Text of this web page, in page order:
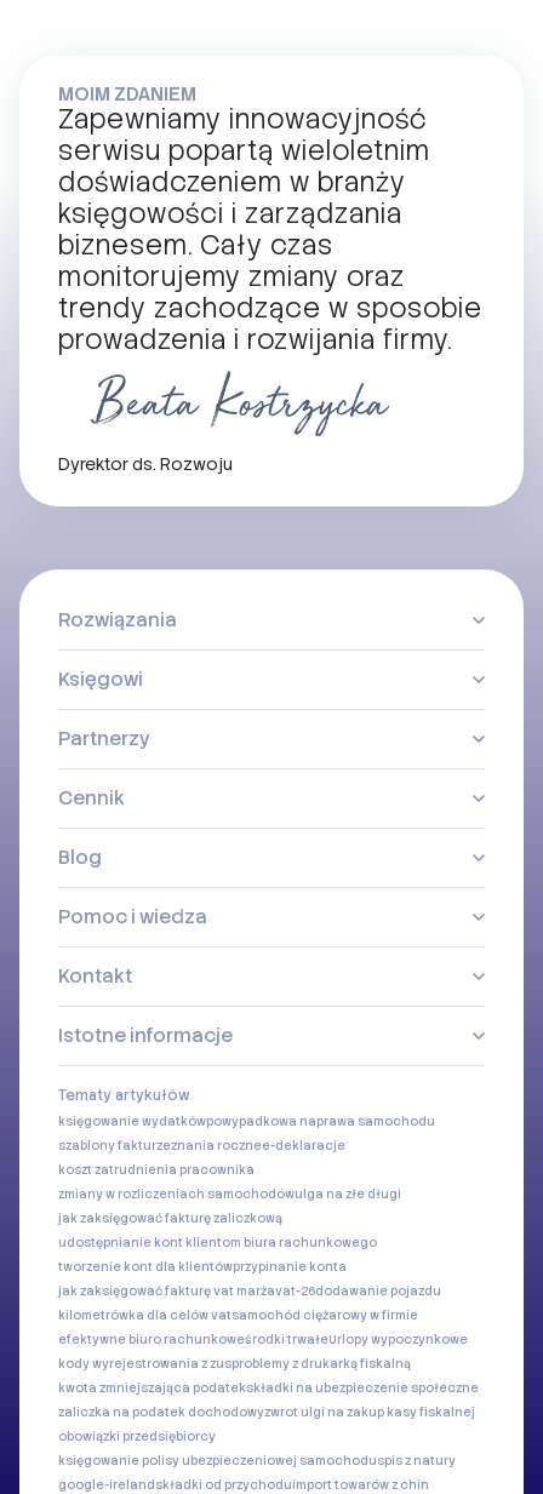
MOIM ZDANIEM
Zapewniamy innowacyjność
serwisu popartą wieloletnim
doświadczeniem w branży
księgowości i zarządzania
biznesem. Cały czas
monitorujemy zmiany oraz
trendy zachodzące w sposobie
prowadzenia i rozwijania firmy.
Dyrektor ds. Rozwoju
Rozwiązania
Księgowi
Partnerzy
Cennik
Blog
Pomoc i wiedza
Kontakt
Istotne informacje
Tematy artykułów
księgowanie wydatkówpowypadkowa naprawa samochodu
szablony fakturzeznania rocznee-deklaracje
koszt zatrudnienia pracownika
zmiany w rozliczeniach samochodówulga na złe długi
jak zaksięgować fakturę zaliczkową
udostępnianie kont klientom biura rachunkowego
tworzenie kont dla klientówprzypinanie konta
jak zaksięgować fakturę vat marżavat-26dodawanie pojazdu
kilometrówka dla celów vatsamochód ciężarowy w firmie
efektywne biuro rachunkoweśrodki trwałeUrlopy wypoczynkowe
kody wyrejestrowania z zusproblemy z drukarką fiskalną
kwota zmniejszająca podatekskładki na ubezpieczenie społeczne
zaliczka na podatek dochodowyzwrot ulgi na zakup kasy fiskalnej
obowiązki przedsiębiorcy
księgowanie polisy ubezpieczeniowej samochoduspis z natury
google-ireland składki od przychoduimport towarów z chin